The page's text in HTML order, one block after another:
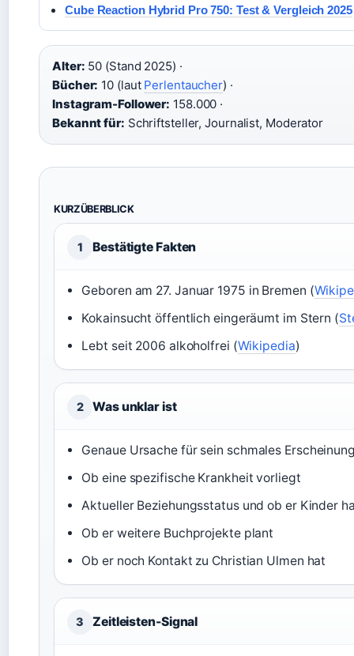
Cube Reaction Hybrid Pro 750: Test & Vergleich 2025
Alter: 50 (Stand 2025) ·
Bücher: 10 (laut Perlentaucher) ·
Instagram-Follower: 158.000 ·
Bekannt für: Schriftsteller, Journalist, Moderator
KURZÜBERBLICK
1 Bestätigte Fakten
Geboren am 27. Januar 1975 in Bremen (
Kokainsucht öffentlich eingeräumt im Stern (
Lebt seit 2006 alkoholfrei (Wikipedia)
2 Was unklar ist
Genaue Ursache für sein schmales
Ob eine spezifische Krankheit vorliegt
Aktueller Beziehungsstatus und ob er Kinder
Ob er weitere Buchprojekte plant
Ob er noch Kontakt zu Christian Ulmen hat
3 Zeitleisten-Signal